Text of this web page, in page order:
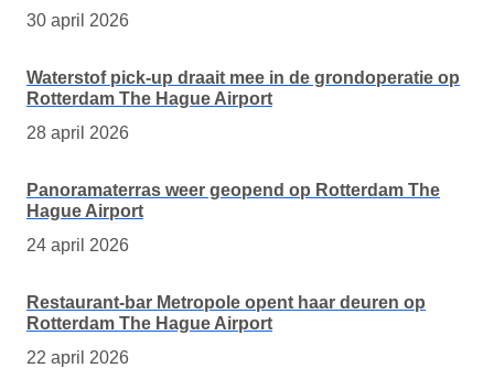
30 april 2026
Waterstof pick-up draait mee in de grondoperatie op
Rotterdam The Hague Airport
28 april 2026
Panoramaterras weer geopend op Rotterdam The
Hague Airport
24 april 2026
Restaurant-bar Metropole opent haar deuren op
Rotterdam The Hague Airport
22 april 2026